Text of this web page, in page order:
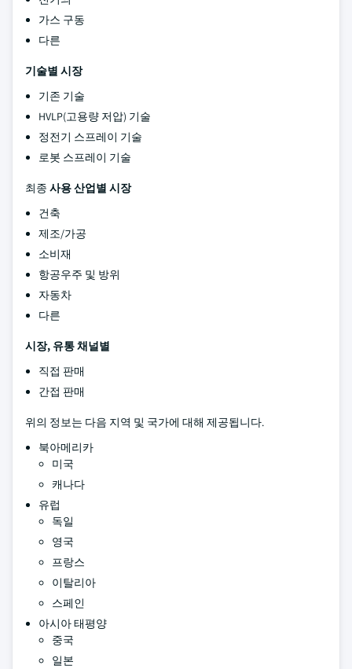
가스 구동
다른
기술별 시장
기존 기술
HVLP(고용량 저압) 기술
정전기 스프레이 기술
로봇 스프레이 기술
최종 사용 산업별 시장
건축
제조/가공
소비재
항공우주 및 방위
자동차
다른
시장, 유통 채널별
직접 판매
간접 판매
위의 정보는 다음 지역 및 국가에 대해 제공됩니다.
북아메리카
미국
캐나다
유럽
독일
영국
프랑스
이탈리아
스페인
아시아 태평양
중국
일본